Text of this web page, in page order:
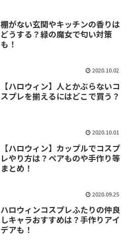
棚がない玄関やキッチンの香りは
どうする？緑の魔女で匂い対策
も！
2020.10.02
【ハロウィン】人とかぶらないコ
スプレを揃えるにはどこで買う？
2020.10.01
【ハロウィン】カップルでコスプ
レやり方は？ペアものや手作り等
まとめ！
2020.09.25
ハロウィンコスプレふたりの仲良
しキャラおすすめは？手作りアイ
デアも！